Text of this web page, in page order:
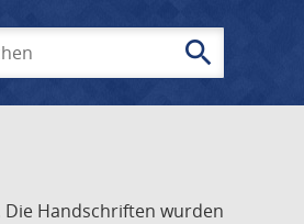
search
Handschriften wurden